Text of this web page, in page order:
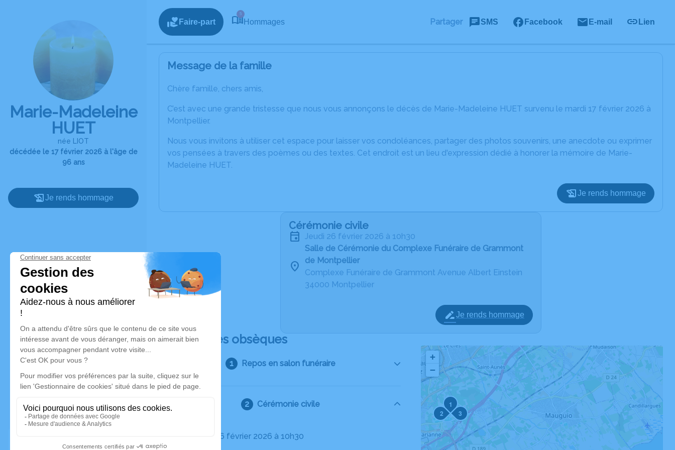
Marie-Madeleine
HUET
née LIOT
décédée le 17 février 2026 à l'âge de
96 ans
Je rends hommage
Faire-part
5
Hommages Partager SMS Facebook E-mail Lien
Message de la famille
Chère famille, chers amis,
C’est avec une grande tristesse que nous vous annonçons le décès de Marie-Madeleine HUET survenu le mardi 17 février 2026 à
Montpellier.
Nous vous invitons à utiliser cet espace pour laisser vos condoléances, partager des photos souvenirs, une anecdote ou exprimer
vos pensées à travers des poèmes ou des textes. Cet endroit est un lieu d'expression dédié à honorer la mémoire de Marie-
Madeleine HUET.
Je rends hommage
Cérémonie civile
jeudi 26 février 2026 à 10h30
Salle de Cérémonie du Complexe Funéraire de Grammont
de Montpellier
Complexe Funéraire de Grammont Avenue Albert Einstein
34000 Montpellier
Je rends hommage
Déroulé des obsèques
Repos en salon funéraire
Cérémonie civile
Le jeudi 26 février 2026 à 10h30
1
2
3
+
−